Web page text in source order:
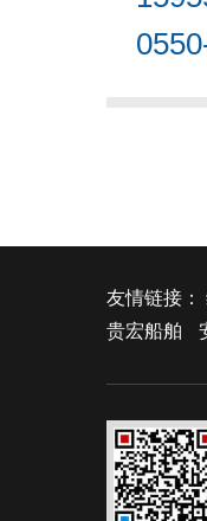
友情链接：
贵宏船舶